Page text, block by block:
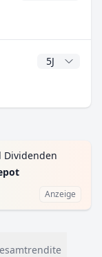
CAGR Jahre
Dividenden
Anzeige